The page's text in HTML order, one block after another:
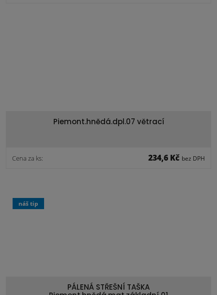
Piemont.hnědá.dpl.07 větrací
Cena za ks: 234,6 Kč bez DPH
PÁLENÁ STŘEŠNÍ TAŠKA
náš tip